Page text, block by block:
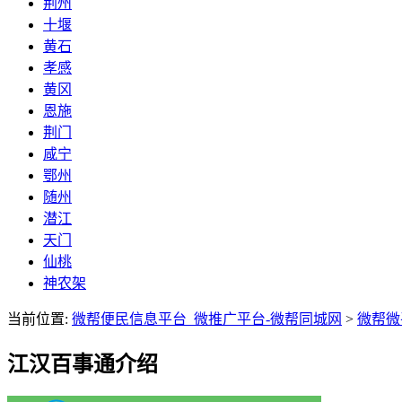
荆州
十堰
黄石
孝感
黄冈
恩施
荆门
咸宁
鄂州
随州
潜江
天门
仙桃
神农架
当前位置: 微帮便民信息平台_微推广平台-微帮同城网 > 微帮
江汉百事通介绍